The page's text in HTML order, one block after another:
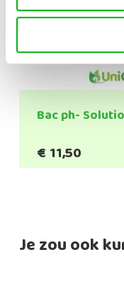
Bac ph-
€ 11,50
Je zou ook